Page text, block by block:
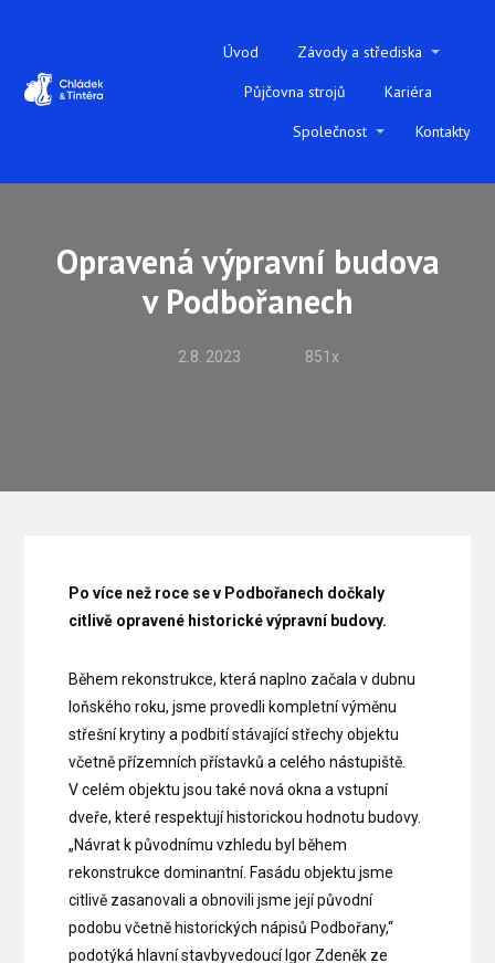
Úvod
Závody a střediska
Půjčovna strojů
Kariéra
Společnost
Kontakty
Opravená výpravní budova
v Podbořanech
2.8. 2023 851x
Po více než roce se v Podbořanech dočkaly
citlivě opravené historické výpravní budovy.
Během rekonstrukce, která naplno začala v dubnu
loňského roku, jsme provedli kompletní výměnu
střešní krytiny a podbití stávající střechy objektu
včetně přízemních přístavků a celého nástupiště.
V celém objektu jsou také nová okna a vstupní
dveře, které respektují historickou hodnotu budovy.
„Návrat k původnímu vzhledu byl během
rekonstrukce dominantní. Fasádu objektu jsme
citlivě zasanovali a obnovili jsme její původní
podobu včetně historických nápisů Podbořany,“
podotýká hlavní stavbyvedoucí Igor Zdeněk ze